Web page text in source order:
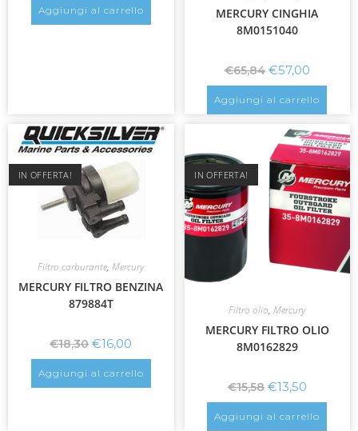
Aggiungi al carrello
MERCURY CINGHIA
8M0151040
€65,84 €57,00
Aggiungi al carrello
IN OFFERTA!
Filtro carburante,Mercury
MERCURY FILTRO BENZINA
879884T
€18,30 €16,00
Aggiungi al carrello
IN OFFERTA!
Filtro olio,Mercury
MERCURY FILTRO OLIO
8M0162829
€15,58 €13,50
Aggiungi al carrello